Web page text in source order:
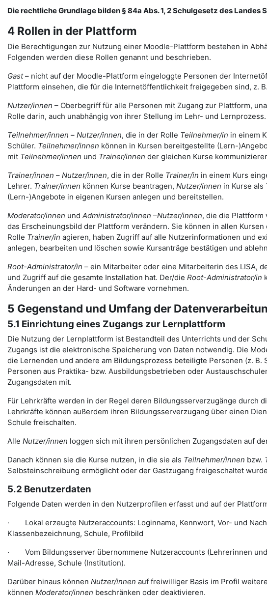
Die rechtliche Grundlage bilden § 84a Abs. 1, 2 Schulgesetz des Landes
4 Rollen in der Plattform
Die Berechtigungen zur Nutzung einer Moodle-Plattform bestehen in
Folgenden werden diese Rollen genannt und beschrieben.
Gast– nicht auf der Moodle-Plattform eingeloggte Personen der
Plattform einsehen, die für die Internetöffentlichkeit freigegeben sind, z.
Nutzer/innen – Oberbegriff für alle Personen mit Zugang zur Plattform,
Rolle darin, auch unabhängig von ihrer Stellung im Lehr- und Lernprozess.
Teilnehmer/innen – Nutzer/innen, die in der Rolle Teilnehmer/in in einem
Schüler. Teilnehmer/innen können in Kursen bereitgestellte (Lern-
mit Teilnehmer/innen und Trainer/innen der gleichen Kurse
Trainer/innen – Nutzer/innen, die in der Rolle Trainer/in in einem Kurs
Lehrer. Trainer/innen können Kurse beantragen, Nutzer/innen in Kurse als
(Lern-)Angebote in eigenen Kursen anlegen und bereitstellen.
Moderator/innen und Administrator/innen –Nutzer/innen, die die Plattform
das Erscheinungsbild der Plattform verändern. Sie können in allen
Rolle Trainer/in agieren, haben Zugriff auf alle Nutzerinformationen und
anlegen, bearbeiten und löschen sowie Kursanträge bestätigen und
Root-Administrator/in – ein Mitarbeiter oder eine Mitarbeiterin des LISA,
und Zugriff auf die gesamte Installation hat. Der/die Root-Administrator/in
Änderungen an der Hard- und Software vornehmen.
5 Gegenstand und Umfang der
5.1 Einrichtung eines Zugangs zur Lernplattform
Die Nutzung der Lernplattform ist Bestandteil des Unterrichts und der
Zugangs ist die elektronische Speicherung von Daten notwendig. Die
die Lernenden und andere am Bildungsprozess beteiligte Personen (z.
Personen aus Praktika- bzw. Ausbildungsbetrieben oder
Zugangsdaten mit.
Für Lehrkräfte werden in der Regel deren Bildungsserverzugänge durch
Lehrkräfte können außerdem ihren Bildungsserverzugang über einen
Schule freischalten.
Alle Nutzer/innen loggen sich mit ihren persönlichen Zugangsdaten auf
Danach können sie die Kurse nutzen, in die sie als Teilnehmer/innen bzw.
Selbsteinschreibung ermöglicht oder der Gastzugang freigeschaltet
5.2 Benutzerdaten
Folgende Daten werden in den Nutzerprofilen erfasst und auf der
· Lokal erzeugte Nutzeraccounts: Loginname, Kennwort, Vor- und
Klassenbezeichnung, Schule, Profilbild
· Vom Bildungsserver übernommene Nutzeraccounts (Lehrerinnen und
Mail-Adresse, Schule (Institution).
Darüber hinaus können Nutzer/innen auf freiwilliger Basis im Profil
können Moderator/innen beschränken oder deaktivieren.